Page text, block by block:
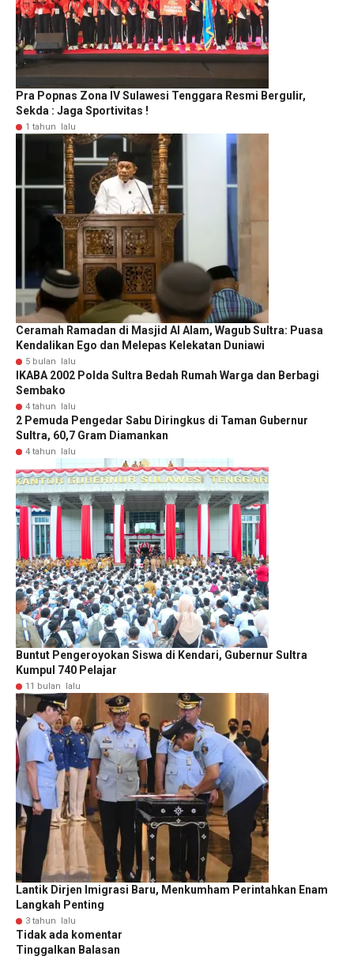
Pra Popnas Zona IV Sulawesi Tenggara Resmi Bergulir,
Sekda : Jaga Sportivitas !
1 tahun lalu
Ceramah Ramadan di Masjid Al Alam, Wagub Sultra: Puasa
Kendalikan Ego dan Melepas Kelekatan Duniawi
5 bulan lalu
IKABA 2002 Polda Sultra Bedah Rumah Warga dan Berbagi
Sembako
4 tahun lalu
2 Pemuda Pengedar Sabu Diringkus di Taman Gubernur
Sultra, 60,7 Gram Diamankan
4 tahun lalu
Buntut Pengeroyokan Siswa di Kendari, Gubernur Sultra
Kumpul 740 Pelajar
11 bulan lalu
Lantik Dirjen Imigrasi Baru, Menkumham Perintahkan Enam
Langkah Penting
3 tahun lalu
Tidak ada komentar
Tinggalkan Balasan